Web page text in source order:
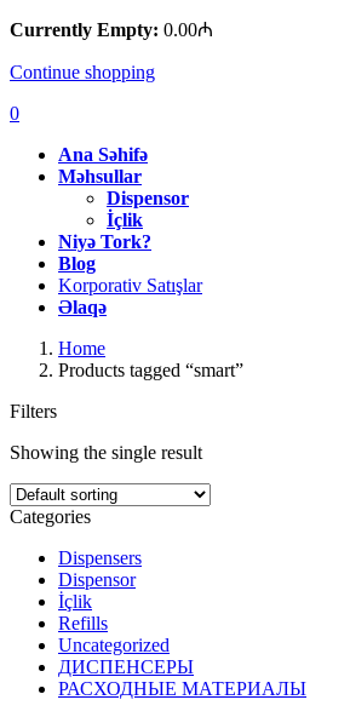
Currently Empty: 0.00₼
Continue shopping
0
Ana Səhifə
Məhsullar
Dispensor
İçlik
Niyə Tork?
Blog
Korporativ Satışlar
Əlaqə
Home
Products tagged “smart”
Filters
Showing the single result
Categories
Dispensers
Dispensor
İçlik
Refills
Uncategorized
ДИСПЕНСЕРЫ
РАСХОДНЫЕ МАТЕРИАЛЫ